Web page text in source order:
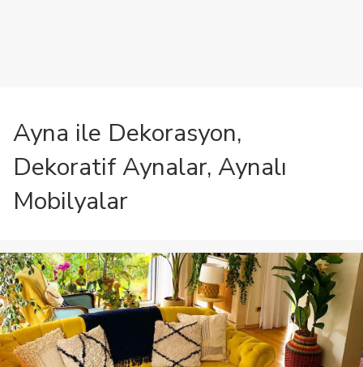
Ayna ile Dekorasyon,
Dekoratif Aynalar, Aynalı
Mobilyalar